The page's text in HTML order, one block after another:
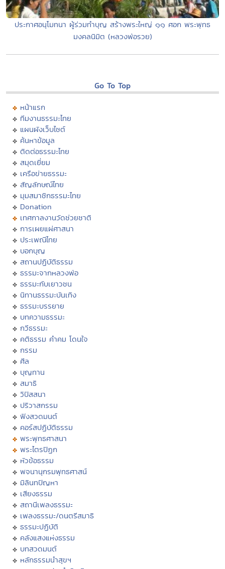
ประกาศอนุโมทนา ผู้ร่วมทำบุญ สร้างพระใหญ่ ๑๑ ศอก พระพุทธ
มงคลนิมิต (หลวงพ่อรวย)
Go To Top
หน้าแรก
ทีมงานธรรมะไทย
แผนผังเว็บไซต์
ค้นหาข้อมูล
ติดต่อธรรมะไทย
สมุดเยี่ยม
เครือข่ายธรรมะ
สัญลักษณ์ไทย
มุมสมาชิกธรรมะไทย
Donation
เทศกาลงานวัดช่วยชาติ
การเผยแผ่ศาสนา
ประเพณีไทย
บอกบุญ
สถานปฏิบัติธรรม
ธรรมะจากหลวงพ่อ
ธรรมะกับเยาวชน
นิทานธรรมะบันเทิง
ธรรมะบรรยาย
บทความธรรมะ
กวีธรรมะ
คติธรรม คำคม โดนใจ
กรรม
ศีล
บุญทาน
สมาธิ
วิปัสสนา
ปริวาสกรรม
ฟังสวดมนต์
คอร์สปฏิบัติธรรม
พระพุทธศาสนา
พระไตรปิฏก
หัวข้อธรรม
พจนานุกรมพุทธศาสน์
มิลินทปัญหา
เสียงธรรม
สถานีเพลงธรรมะ
เพลงธรรมะ/ดนตรีสมาธิ
ธรรมะปฏิบัติ
คลังแสงแห่งธรรม
บทสวดมนต์
หลักธรรมนำสุขฯ